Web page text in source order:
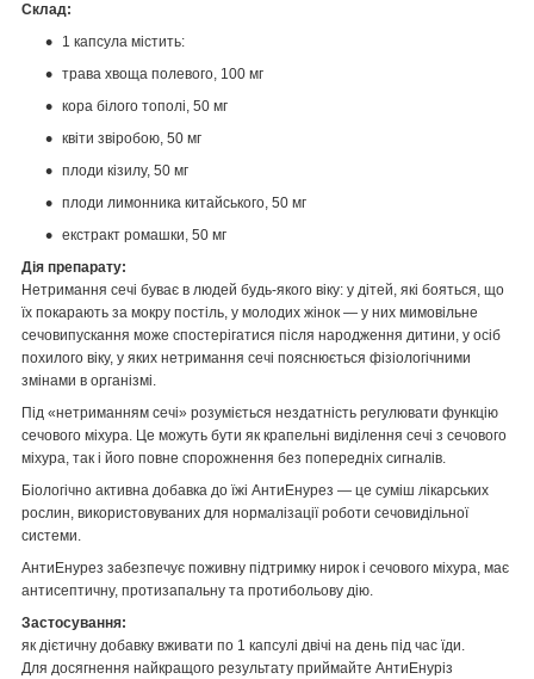
Склад:
1 капсула містить:
трава хвоща полевого, 100 мг
кора білого тополі, 50 мг
квіти звіробою, 50 мг
плоди кізилу, 50 мг
плоди лимонника китайського, 50 мг
екстракт ромашки, 50 мг
Дія препарату:
Нетримання сечі буває в людей будь-якого віку: у дітей, які бояться, що
їх покарають за мокру постіль, у молодих жінок — у них мимовільне
сечовипускання може спостерігатися після народження дитини, у осіб
похилого віку, у яких нетримання сечі пояснюється фізіологічними
змінами в організмі.
Під «нетриманням сечі» розуміється нездатність регулювати функцію
сечового міхура. Це можуть бути як крапельні виділення сечі з сечового
міхура, так і його повне спорожнення без попередніх сигналів.
Біологічно активна добавка до їжі АнтиЕнурез — це суміш лікарських
рослин, використовуваних для нормалізації роботи сечовидільної
системи.
АнтиЕнурез забезпечує поживну підтримку нирок і сечового міхура, має
антисептичну, протизапальну та протибольову дію.
Застосування:
як дієтичну добавку вживати по 1 капсулі двічі на день під час їди.
Для досягнення найкращого результату приймайте АнтиЕнуріз